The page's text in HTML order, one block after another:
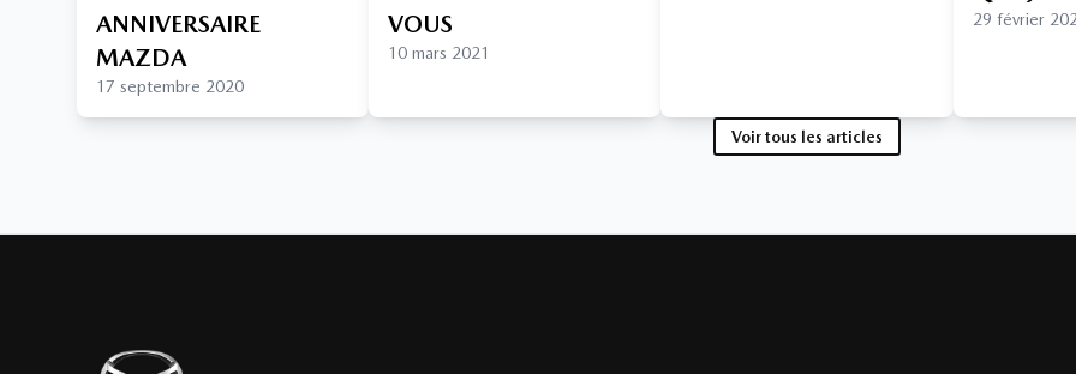
ANNIVERSAIRE
MAZDA
17 septembre 2020
VOUS
10 mars 2021
29 février
Voir tous les articles